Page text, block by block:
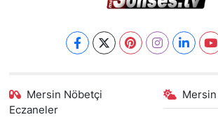
Mersin Nöbetçi
Eczaneler